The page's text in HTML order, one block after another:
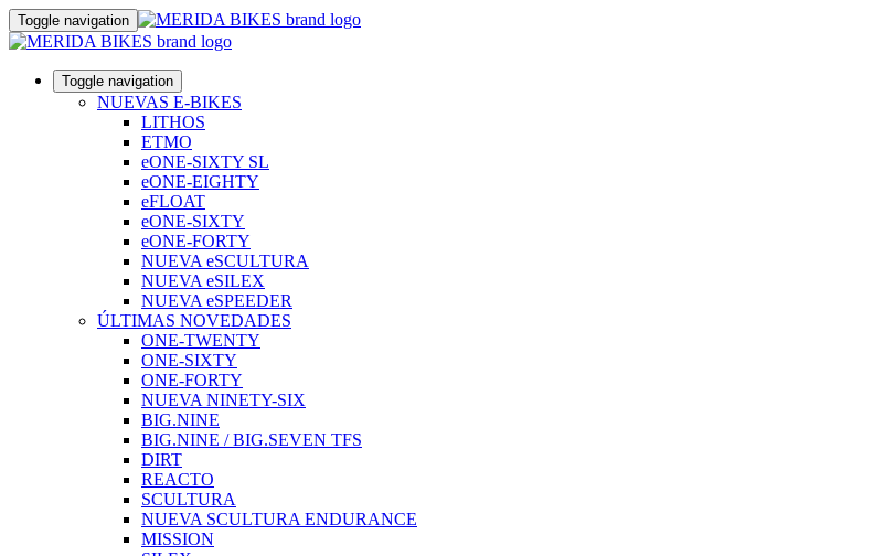
Toggle navigation
Toggle navigation
NUEVAS E-BIKES
LITHOS
ETMO
eONE-SIXTY SL
eONE-EIGHTY
eFLOAT
eONE-SIXTY
eONE-FORTY
NUEVA eSCULTURA
NUEVA eSILEX
NUEVA eSPEEDER
ÚLTIMAS NOVEDADES
ONE-TWENTY
ONE-SIXTY
ONE-FORTY
NUEVA NINETY-SIX
BIG.NINE
BIG.NINE / BIG.SEVEN TFS
DIRT
REACTO
SCULTURA
NUEVA SCULTURA ENDURANCE
MISSION